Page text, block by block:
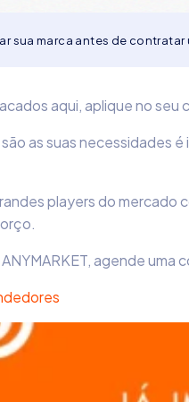
sua marca antes de
aqui, aplique no
as suas necessidades
players do mercado
agende